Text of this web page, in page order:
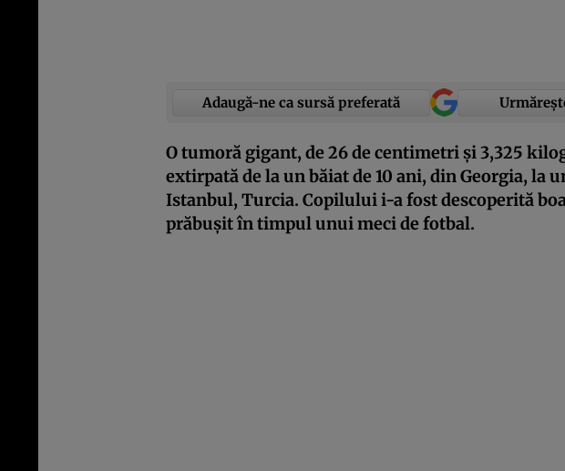
Adaugă-ne ca sursă preferată
O tumoră gigant, de 26 de centimetri și 3,325
extirpată de la un băiat de 10 ani, din Georgia, la
Istanbul, Turcia. Copilului i-a fost descoperită
prăbușit în timpul unui meci de fotbal.